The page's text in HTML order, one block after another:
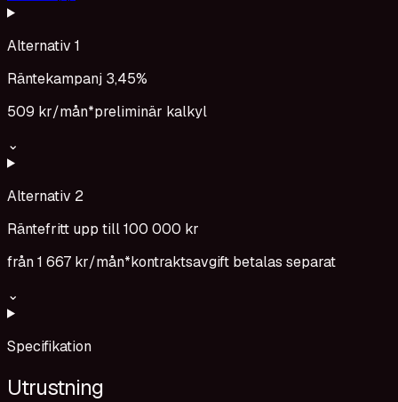
Alternativ 1
Räntekampanj 3,45%
509 kr/mån*preliminär kalkyl
⌄
Alternativ 2
Räntefritt upp till 100 000 kr
från1 667 kr/mån*kontraktsavgift betalas separat
⌄
Specifikation
Utrustning